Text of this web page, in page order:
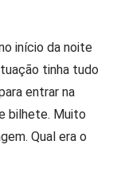
início da noite
tinha tudo
entrar na
bilhete. Muito
Qual era o